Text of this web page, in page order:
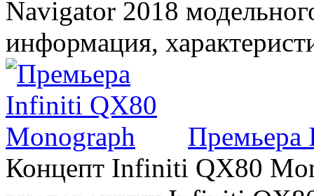
Navigator 2018
информация,
Премьера
Концепт Infiniti QX80